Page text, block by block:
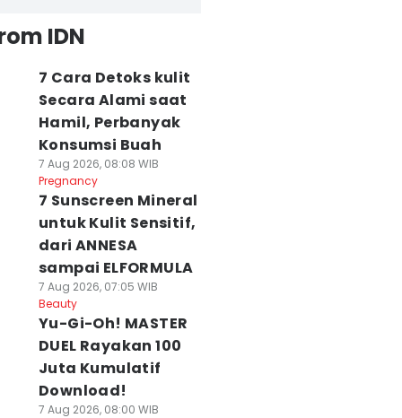
IDN
7 Cara Detoks kulit
Secara Alami saat
Hamil, Perbanyak
Konsumsi Buah
7 Aug 2026, 08:08 WIB
Pregnancy
7 Sunscreen Mineral
untuk Kulit Sensitif,
dari ANNESA
sampai ELFORMULA
7 Aug 2026, 07:05 WIB
Beauty
Yu-Gi-Oh! MASTER
DUEL Rayakan 100
Juta Kumulatif
Download!
7 Aug 2026, 08:00 WIB